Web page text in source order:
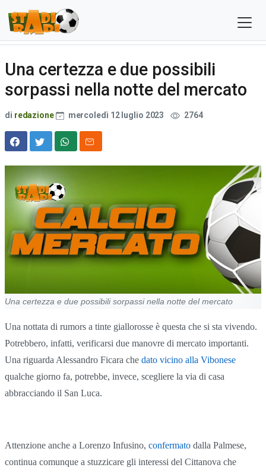
Una certezza e due possibili
sorpassi nella notte del mercato
di redazione mercoledì 12 luglio 2023 2764
Una certezza e due possibili sorpassi nella notte del mercato
Una nottata di rumors a tinte giallorosse è questa che si sta vivendo.
Potrebbero, infatti, verificarsi due manovre di mercato importanti.
Una riguarda Alessandro Ficara che dato vicino alla Vibonese
qualche giorno fa, potrebbe, invece, scegliere la via di casa
abbracciando il San Luca.
Attenzione anche a Lorenzo Infusino, confermato dalla Palmese,
continua comunque a stuzzicare gli interessi del Cittanova che